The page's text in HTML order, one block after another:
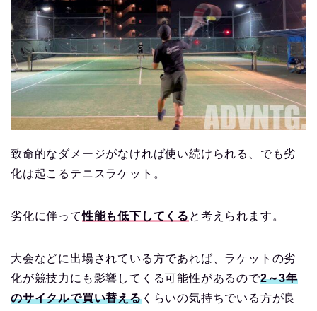
致命的なダメージがなければ使い続けられる、でも劣
化は起こるテニスラケット。
劣化に伴って性能も低下してくる と考えられます。
大会などに出場されている方であれば、ラケットの劣
化が競技力にも影響してくる可能性があるので2～3年
のサイクルで買い替えるくらいの気持ちでいる方が良